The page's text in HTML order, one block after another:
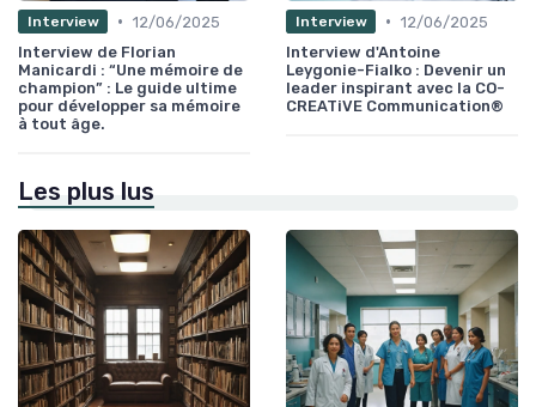
Interview • 12/06/2025
Interview de Florian
Manicardi : “Une mémoire de
champion” : Le guide ultime
pour développer sa mémoire
à tout âge.
Interview • 12/06/2025
Interview d'Antoine
Leygonie-Fialko : Devenir un
leader inspirant avec la CO-
CREATiVE Communication®
Les plus lus